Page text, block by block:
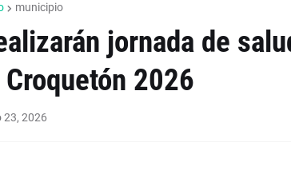
municipio
jornada de
2026
23, 2026